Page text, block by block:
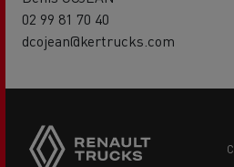
02 99 81 70 40
dcojean@kertrucks.com